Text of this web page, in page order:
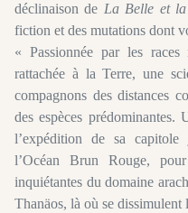
déclinaison de La Belle et la
fiction et des mutations dont
« Passionnée par les races
rattachée à la Terre, une
compagnons des distances
des espèces
l’expédition de sa
l’Océan Brun Rouge,
inquiétantes du domaine
Thanäos, là où se dissimulent